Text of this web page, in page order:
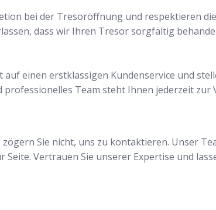
bei der Tresoröffnung und respektieren
dass wir Ihren Tresor sorgfältig
einen erstklassigen Kundenservice und
Team steht Ihnen jederzeit zur
Sie nicht, uns zu kontaktieren. Unser
Vertrauen Sie unserer Expertise und